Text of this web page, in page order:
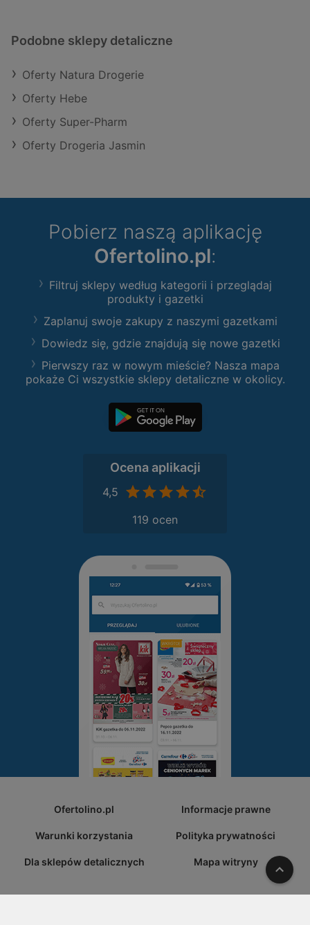
Podobne sklepy detaliczne
Oferty Natura Drogerie
Oferty Hebe
Oferty Super-Pharm
Oferty Drogeria Jasmin
Pobierz naszą aplikację
Ofertolino.pl:
Filtruj sklepy według kategorii i przeglądaj
produkty i gazetki
Zaplanuj swoje zakupy z naszymi gazetkami
Dowiedz się, gdzie znajdują się nowe gazetki
Pierwszy raz w nowym mieście? Nasza mapa
pokaże Ci wszystkie sklepy detaliczne w okolicy.
Ocena aplikacji
4,5
119 ocen
Ofertolino.pl Informacje prawne
Warunki korzystania Polityka prywatności
Dla sklepów detalicznych Mapa witryny W